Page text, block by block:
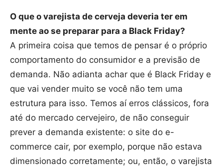
O que o varejista de cerveja deveria ter em
mente ao se preparar para a Black Friday?
A primeira coisa que temos de pensar é o próprio
comportamento do consumidor e a previsão de
demanda. Não adianta achar que é Black Friday e
que vai vender muito se você não tem uma
estrutura para isso. Temos aí erros clássicos, fora
até do mercado cervejeiro, de não conseguir
prever a demanda existente: o site do e-
commerce cair, por exemplo, porque não estava
dimensionado corretamente; ou, então, o varejista